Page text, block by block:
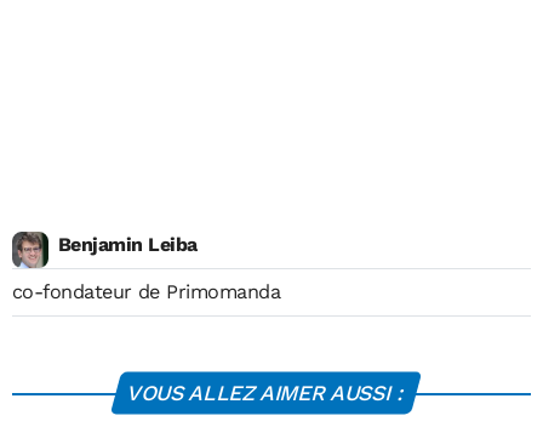
Benjamin Leiba
co-fondateur de Primomanda
VOUS ALLEZ AIMER AUSSI :